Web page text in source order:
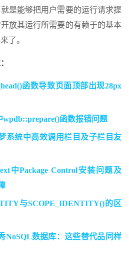
是能够把用户需要的运行请求提
放其运行所需要的有赖于的基本
了。
函数导致页面顶部出现28px
wpdb::prepare()函数报错问题
系统中高效调用栏目及子栏目友
中Package Control安装问题及
与SCOPE_IDENTITY()的区
NoSQL数据库：这些替代品同样